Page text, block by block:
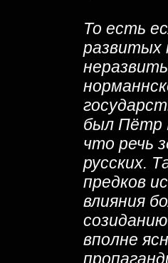
То есть
развитых
был Пётр
что речь
русских.
предков
влияния
вполне